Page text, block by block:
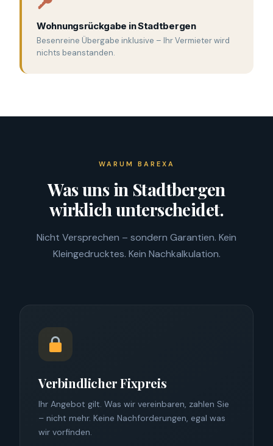
Wohnungsrückgabe in Stadtbergen
Besenreine Übergabe inklusive – Ihr Vermieter wird
nichts beanstanden.
WARUM BAREXA
Was uns in Stadtbergen
wirklich unterscheidet.
Nicht Versprechen – sondern Garantien. Kein
Kleingedrucktes. Kein Nachkalkulation.
Verbindlicher Fixpreis
Ihr Angebot gilt. Was wir vereinbaren, zahlen Sie
– nicht mehr. Keine Nachforderungen, egal was
wir vorfinden.